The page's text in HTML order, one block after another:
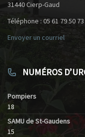
31440 Cierp-Gaud
Téléphone : 05 61 79 50 73
Envoyer un courriel
NUMÉROS
Pompiers
18
SAMU de St-Gaudens
15